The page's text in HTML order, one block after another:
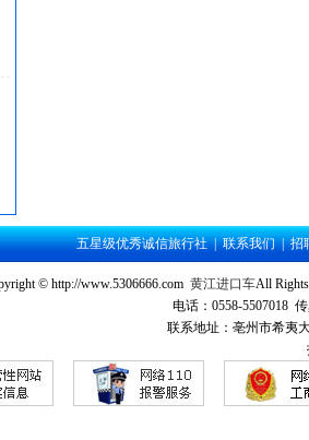
五星级优秀诚信旅行社|联系我们|招
© http://www.5306666.com 黄江进口车All
电话：0558-5507018
联系地址：亳州市希夷